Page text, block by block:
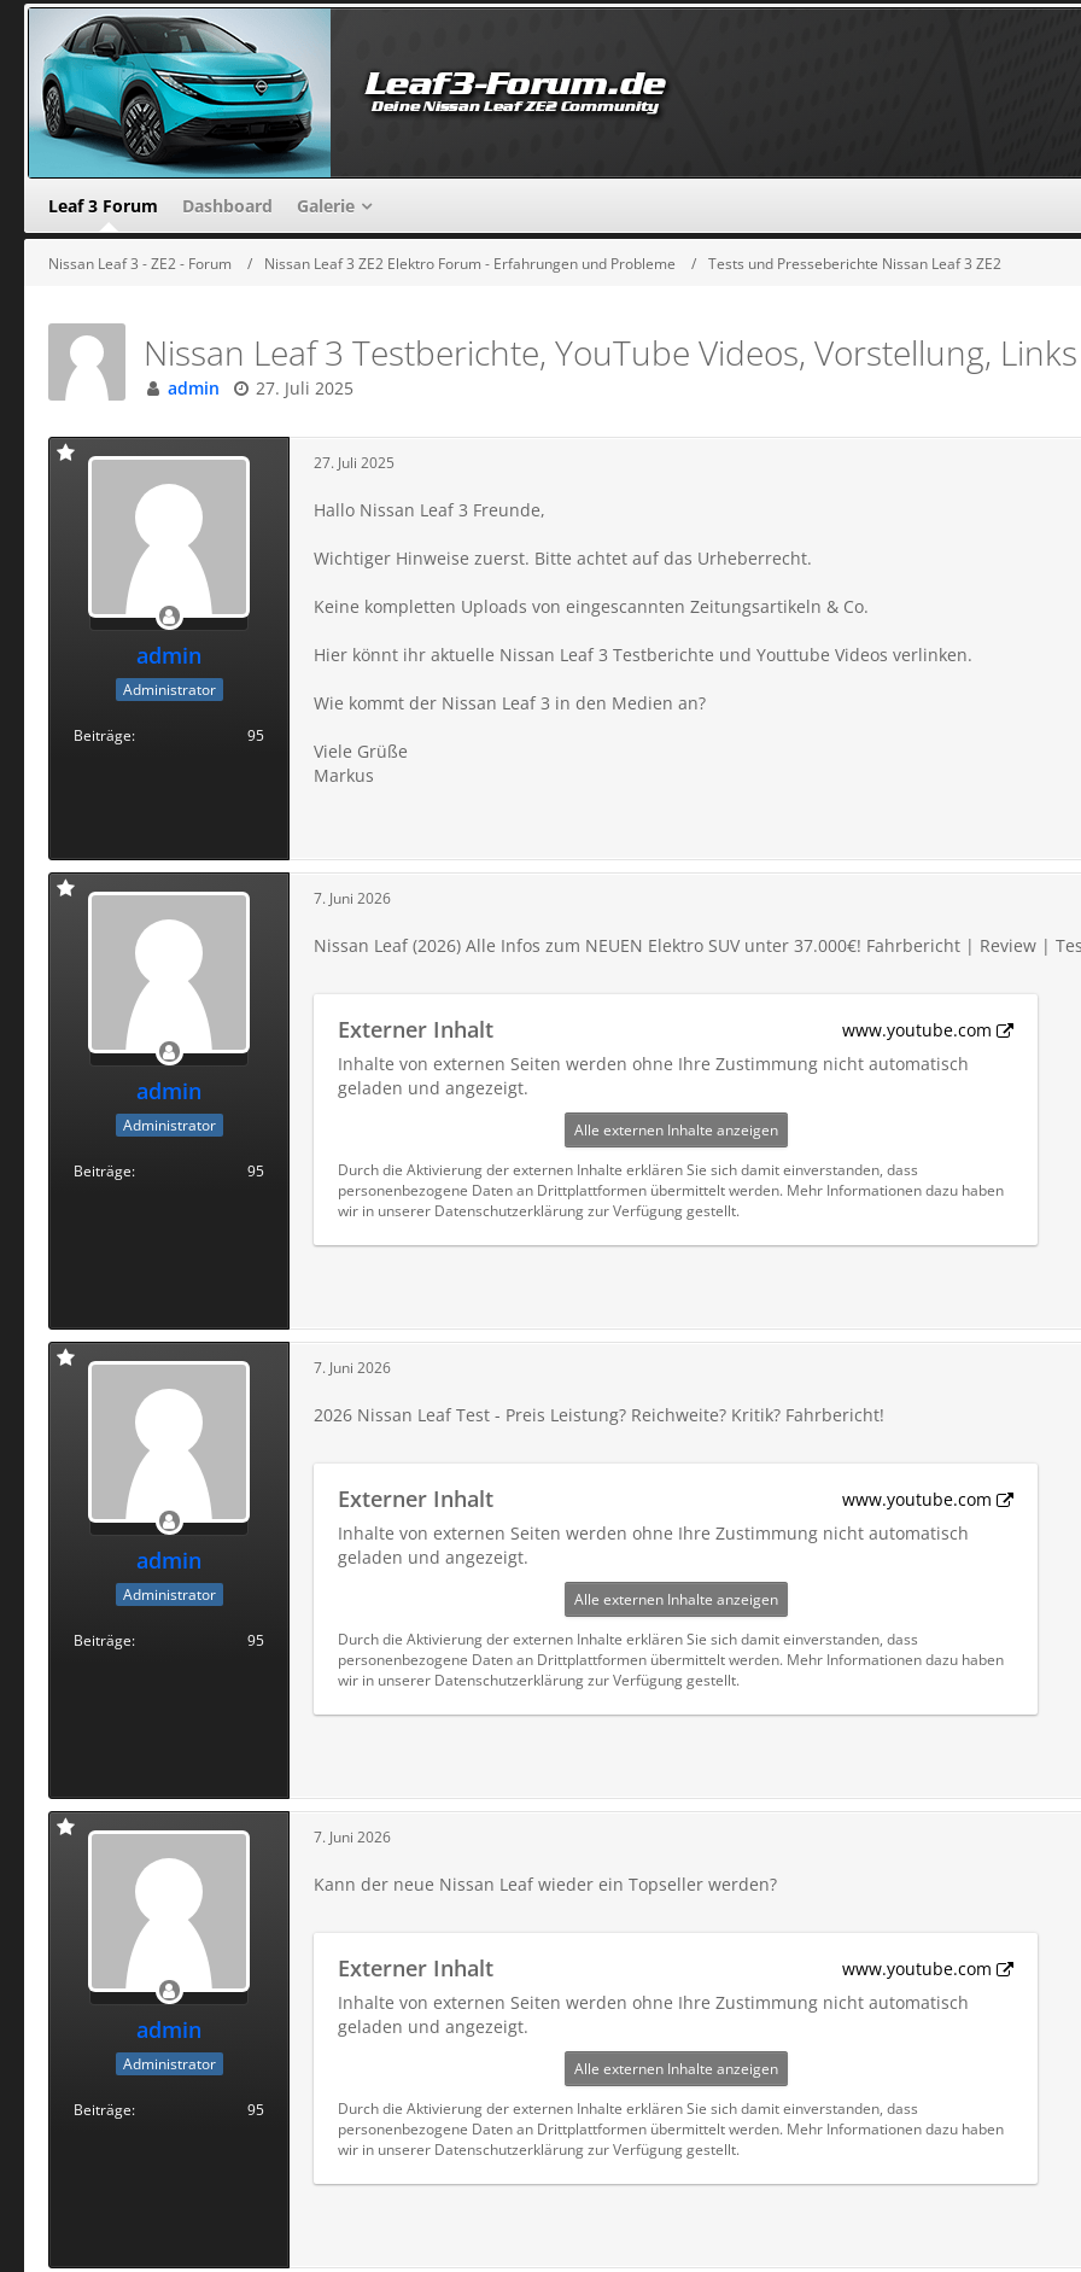
Leaf 3 Forum Dashboard Galerie
Nissan Leaf 3 - ZE2 - Forum Nissan Leaf 3 ZE2 Elektro Forum - Erfahrungen und Probleme Tests und Presseberichte Nissan Leaf 3 ZE2
Nissan Leaf 3 Testberichte, YouTube Videos, Vorstellung, Links
admin 27. Juli 2025
admin
Administrator
Beiträge 95
27. Juli 2025
Hallo Nissan Leaf 3 Freunde,
Wichtiger Hinweise zuerst. Bitte achtet auf das Urheberrecht.
Keine kompletten Uploads von eingescannten Zeitungsartikeln & Co.
Hier könnt ihr aktuelle Nissan Leaf 3 Testberichte und Youttube Videos verlinken.
Wie kommt der Nissan Leaf 3 in den Medien an?
Viele Grüße
Markus
admin
Administrator
Beiträge 95
7. Juni 2026
Nissan Leaf (2026) Alle Infos zum NEUEN Elektro SUV unter 37.000€! Fahrbericht | Review |
Externer Inhalt
www.youtube.com
Inhalte von externen Seiten werden ohne Ihre Zustimmung nicht automatisch
geladen und angezeigt.
Alle externen Inhalte anzeigen
Durch die Aktivierung der externen Inhalte erklären Sie sich damit einverstanden, dass
personenbezogene Daten an Drittplattformen übermittelt werden. Mehr Informationen dazu haben
wir in unserer Datenschutzerklärung zur Verfügung gestellt.
admin
Administrator
Beiträge 95
7. Juni 2026
2026 Nissan Leaf Test - Preis Leistung? Reichweite? Kritik? Fahrbericht!
Externer Inhalt
www.youtube.com
Inhalte von externen Seiten werden ohne Ihre Zustimmung nicht automatisch
geladen und angezeigt.
Alle externen Inhalte anzeigen
Durch die Aktivierung der externen Inhalte erklären Sie sich damit einverstanden, dass
personenbezogene Daten an Drittplattformen übermittelt werden. Mehr Informationen dazu haben
wir in unserer Datenschutzerklärung zur Verfügung gestellt.
admin
Administrator
Beiträge 95
7. Juni 2026
Kann der neue Nissan Leaf wieder ein Topseller werden?
Externer Inhalt
www.youtube.com
Inhalte von externen Seiten werden ohne Ihre Zustimmung nicht automatisch
geladen und angezeigt.
Alle externen Inhalte anzeigen
Durch die Aktivierung der externen Inhalte erklären Sie sich damit einverstanden, dass
personenbezogene Daten an Drittplattformen übermittelt werden. Mehr Informationen dazu haben
wir in unserer Datenschutzerklärung zur Verfügung gestellt.